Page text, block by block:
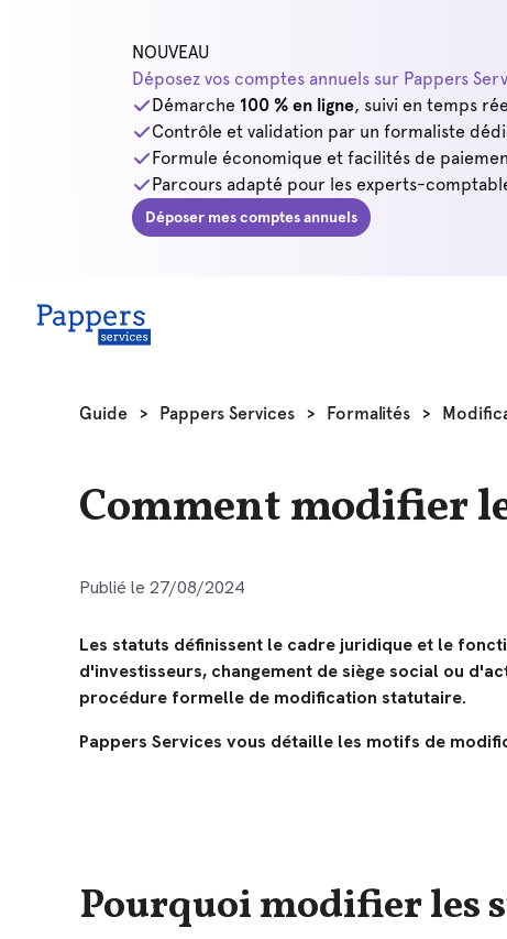
NOUVEAU
Déposez vos comptes annuels sur Pappers
Démarche 100 % en ligne, suivi en temps
Contrôle et validation par un formaliste
Formule économique et facilités de
Parcours adapté pour les experts-
Déposer mes comptes annuels
Guide > Pappers Services > Formalités >
Comment modifier
Publié le 27/08/2024
Les statuts définissent le cadre juridique et le
d'investisseurs, changement de siège social ou
procédure formelle de modification statutaire.
Pappers Services vous détaille les motifs de
Pourquoi modifier les